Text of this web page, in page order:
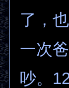
了，
一次
吵。